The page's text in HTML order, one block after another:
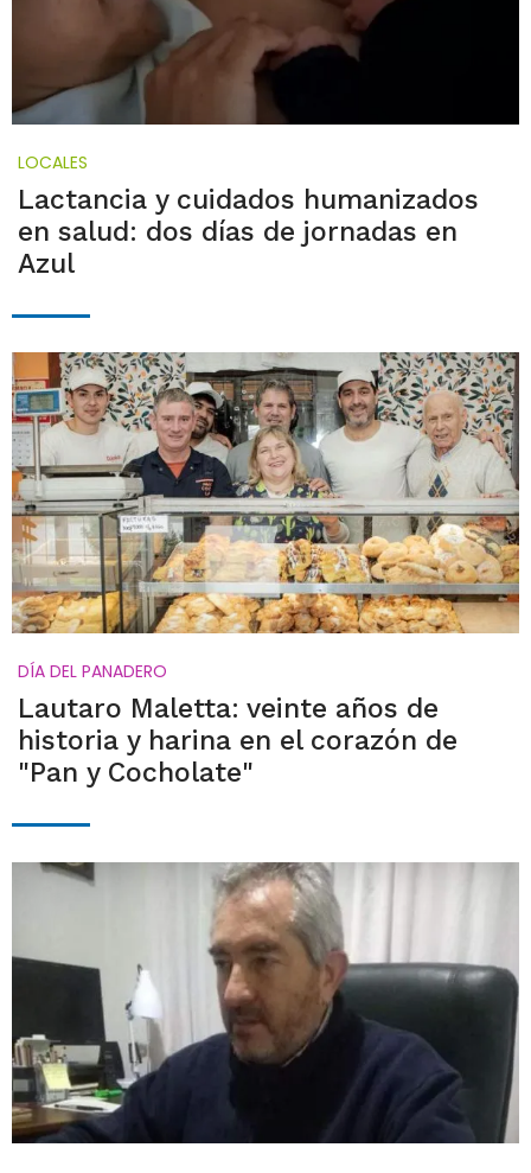
LOCALES
Lactancia y cuidados humanizados
en salud: dos días de jornadas en
Azul
DÍA DEL PANADERO
Lautaro Maletta: veinte años de
historia y harina en el corazón de
"Pan y Cocholate"